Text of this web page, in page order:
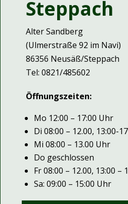
Steppach
Alter Sandberg
(Ulmerstraße 92 im Navi)
86356 Neusäß/Steppach
Tel: 0821/485602
Öffnungszeiten:
Mo 12:00 – 17:00 Uhr
Di 08:00 – 12.00, 13:00-
Mi 08:00 – 13.00 Uhr
Do geschlossen
Fr 08:00 – 12.00, 13:00 –
Sa: 09:00 – 15:00 Uhr